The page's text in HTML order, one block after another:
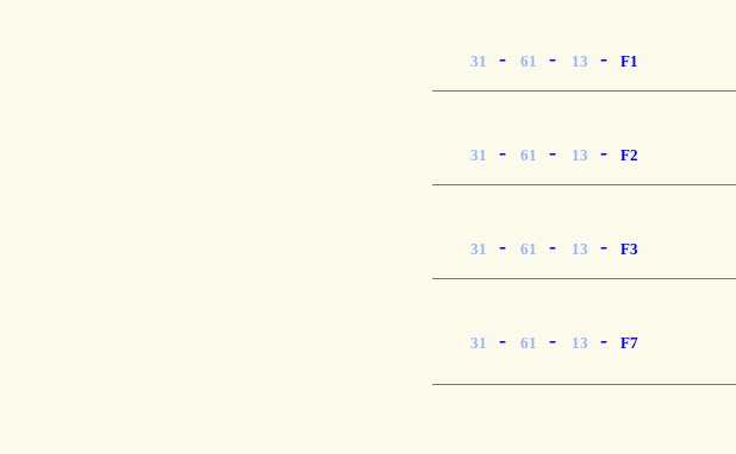
31 - 61 - 13 - F1
31 - 61 - 13 - F2
31 - 61 - 13 - F3
31 - 61 - 13 - F7